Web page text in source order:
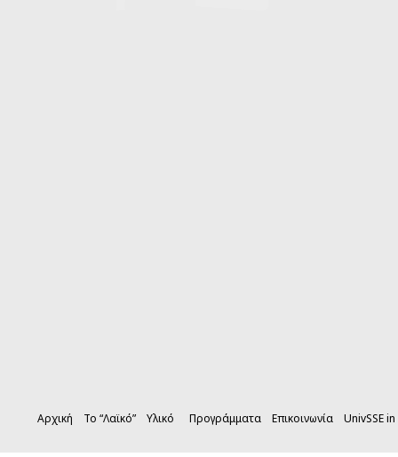
Αρχική Το “Λαϊκό” Υλικό Προγράμματα Επικοινωνία UnivSSE